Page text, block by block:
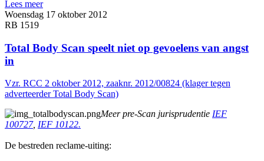
Lees meer
Woensdag 17 oktober 2012
RB 1519
Total Body Scan speelt niet op gevoelens van angst
in
Vzr. RCC 2 oktober 2012, zaaknr. 2012/00824 (klager tegen
adverteerder Total Body Scan)
Meer pre-Scan jurisprudentie IEF
100727, IEF 10122.
De bestreden reclame-uiting: